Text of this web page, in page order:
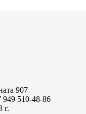
907
949 510-48-86
г.